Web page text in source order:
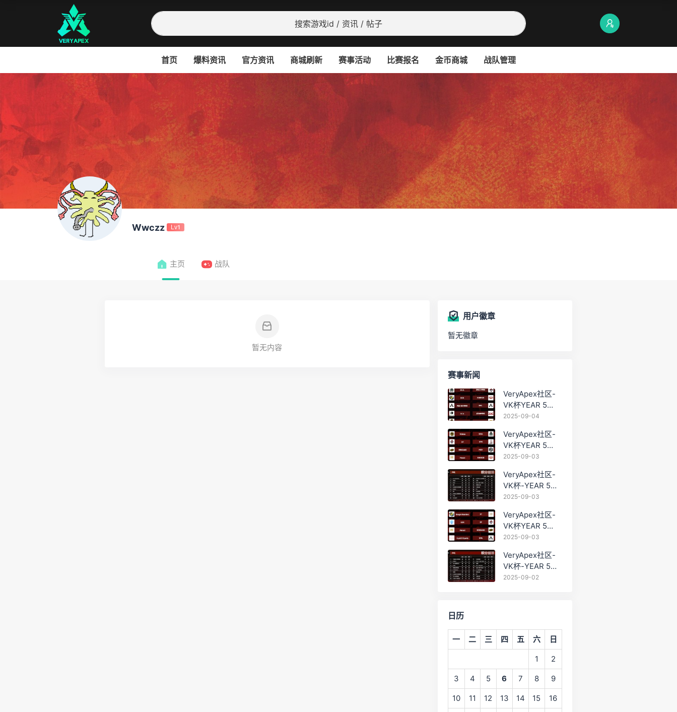
首页 爆料资讯 官方资讯 商城刷新 赛事活动 比赛报名 金币商城 战队管理
Wwczz Lv1
主页 战队
暂无内容
用户徽章
暂无徽章
赛事新闻
VeryApex社区-
VK杯YEAR 5
PRO训练赛
2025-09-04
VeryApex社区-
VK杯YEAR 5
PRO训练赛
2025-09-03
VeryApex社区-
VK杯-YEAR 5
PRO训练赛
名积分：
2025-09-03
VeryApex社区-
VK杯YEAR 5
PRO训练赛
如图:
2025-09-03
VeryApex社区-
VK杯-YEAR 5
PRO训练赛
2025-09-02
日历
一 二 三 四 五 六 日
1 2
3 4 5 6 7 8 9
10 11 12 13 14 15 16